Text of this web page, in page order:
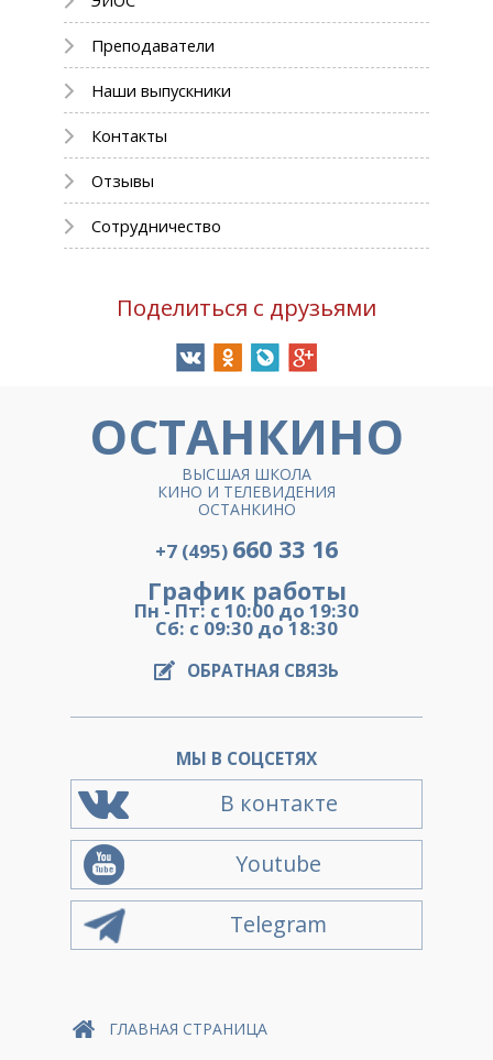
Преподаватели
Наши выпускники
Контакты
Отзывы
Сотрудничество
Поделиться с друзьями
ОСТАНКИНО
ВЫСШАЯ ШКОЛА
КИНО И ТЕЛЕВИДЕНИЯ
ОСТАНКИНО
+7 (495) 660 33 16
График работы
Пн - Пт: с 10:00 до 19:30
Сб: с 09:30 до 18:30
ОБРАТНАЯ СВЯЗЬ
МЫ В СОЦСЕТЯХ
В контакте
Youtube
Telegram
ГЛАВНАЯ СТРАНИЦА